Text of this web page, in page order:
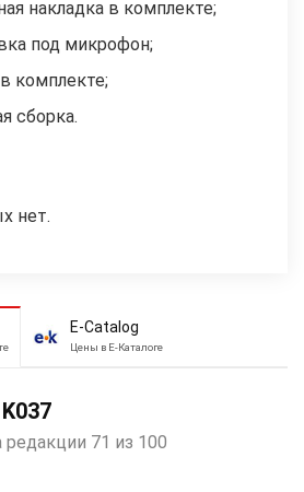
накладка в комплекте;
под микрофон;
комплекте;
сборка.
нет.
E-Catalog
Цены в Е-Каталоге
71 из 100